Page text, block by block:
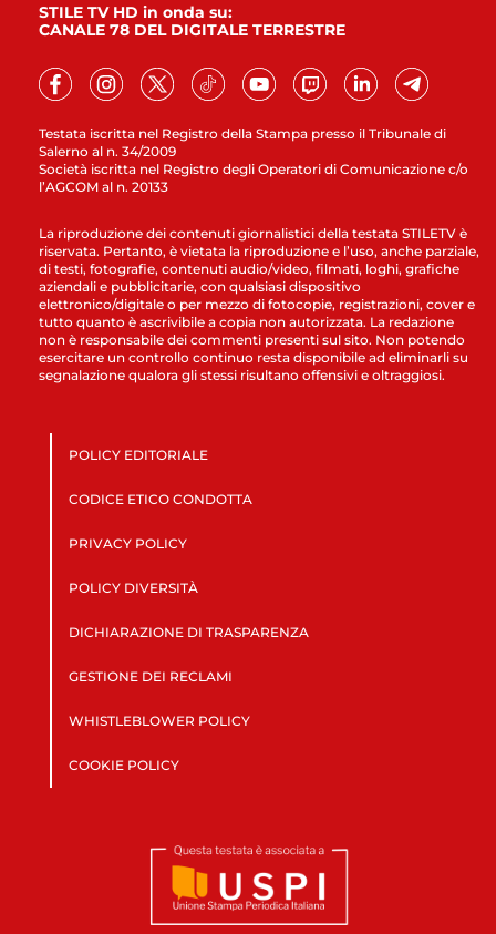
Testata iscritta nel Registro della Stampa presso il Tribunale di
Salerno al n. 34/2009
Società iscritta nel Registro degli Operatori di Comunicazione c/o
l’AGCOM al n. 20133
STILE TV HD in onda su:
CANALE 78 DEL DIGITALE TERRESTRE
La riproduzione dei contenuti giornalistici della testata STILETV è
riservata. Pertanto, è vietata la riproduzione e l’uso, anche parziale,
di testi, fotografie, contenuti audio/video, filmati, loghi, grafiche
aziendali e pubblicitarie, con qualsiasi dispositivo
elettronico/digitale o per mezzo di fotocopie, registrazioni, cover e
tutto quanto è ascrivibile a copia non autorizzata. La redazione
non è responsabile dei commenti presenti sul sito. Non potendo
esercitare un controllo continuo resta disponibile ad eliminarli su
segnalazione qualora gli stessi risultano offensivi e oltraggiosi.
POLICY EDITORIALE
CODICE ETICO CONDOTTA
PRIVACY POLICY
POLICY DIVERSITÀ
DICHIARAZIONE DI TRASPARENZA
GESTIONE DEI RECLAMI
WHISTLEBLOWER POLICY
COOKIE POLICY